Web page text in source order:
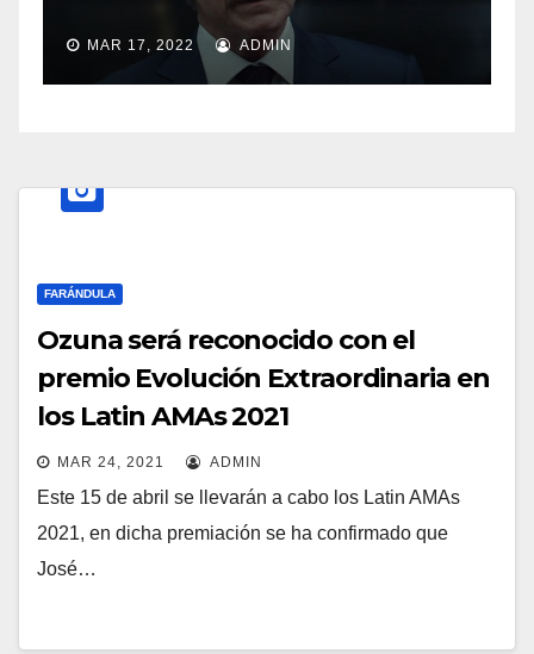
17, 2022 ADMIN
FARÁNDULA
Ozuna será reconocido con el
premio Evolución Extraordinaria en
los Latin AMAs 2021
MAR 24, 2021 ADMIN
Este 15 de abril se llevarán a cabo los Latin AMAs
2021, en dicha premiación se ha confirmado que
José…